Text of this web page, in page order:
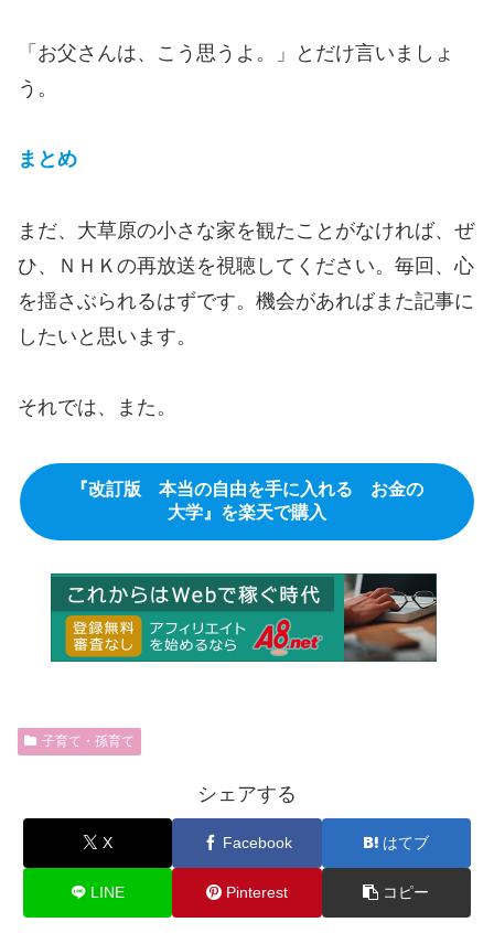
「お父さんは、こう思うよ。」とだけ言いましょ
う。
まとめ
まだ、大草原の小さな家を観たことがなければ、ぜ
ひ、ＮＨＫの再放送を視聴してください。毎回、心
を揺さぶられるはずです。機会があればまた記事に
したいと思います。
それでは、また。
『改訂版 本当の自由を手に入れる お金の
大学』を楽天で購入
子育て・孫育て
シェアする
X Facebook はてブ
LINE Pinterest コピー